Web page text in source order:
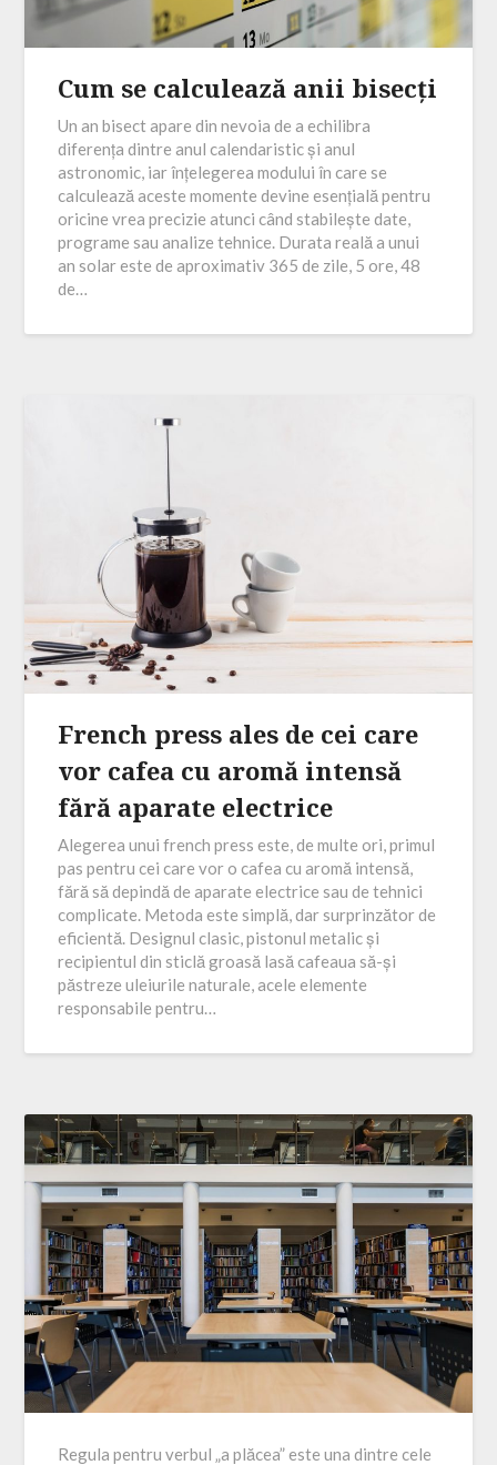
Cum se calculează anii bisecți
Un an bisect apare din nevoia de a echilibra
diferența dintre anul calendaristic și anul
astronomic, iar înțelegerea modului în care se
calculează aceste momente devine esențială pentru
oricine vrea precizie atunci când stabilește date,
programe sau analize tehnice. Durata reală a unui
an solar este de aproximativ 365 de zile, 5 ore, 48
de…
French press ales de cei care
vor cafea cu aromă intensă
fără aparate electrice
Alegerea unui french press este, de multe ori, primul
pas pentru cei care vor o cafea cu aromă intensă,
fără să depindă de aparate electrice sau de tehnici
complicate. Metoda este simplă, dar surprinzător de
eficientă. Designul clasic, pistonul metalic și
recipientul din sticlă groasă lasă cafeaua să-și
păstreze uleiurile naturale, acele elemente
responsabile pentru…
Regula pentru verbul „a plăcea” este una dintre cele